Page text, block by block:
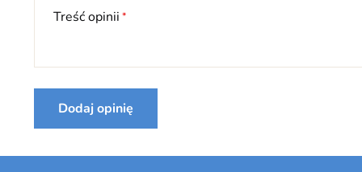
Treść opinii
Dodaj opinię